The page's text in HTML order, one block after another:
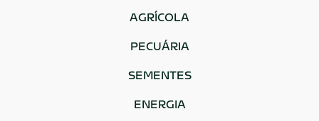
AGRÍCOLA
PECUÁRIA
SEMENTES
ENERGIA